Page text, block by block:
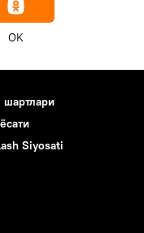
OK
Siyosati